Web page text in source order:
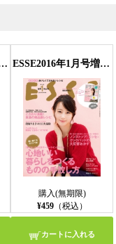
・2016年1月合併号 ESSE2016年1月号増刊・新年特大号
購入(無期限)
¥459（税込）
カートに入れる